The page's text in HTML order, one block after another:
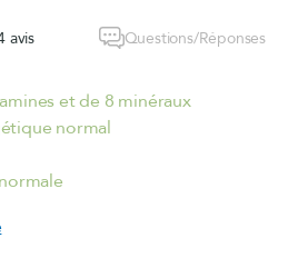
avis Questions/Réponses
et de 8 minéraux
normal